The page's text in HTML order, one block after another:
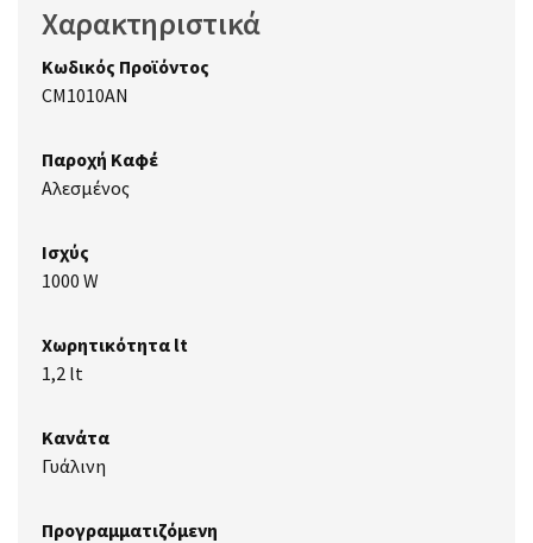
Χαρακτηριστικά
Κωδικός Προϊόντος
CM1010AN
Παροχή Καφέ
Αλεσμένος
Ισχύς
1000 W
Χωρητικότητα lt
1,2 lt
Κανάτα
Γυάλινη
Προγραμματιζόμενη